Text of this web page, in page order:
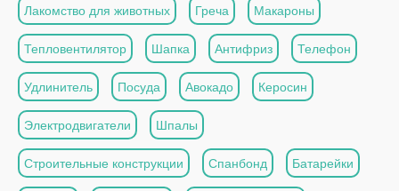
Лакомство для животных Греча Макароны
Тепловентилятор Шапка Антифриз Телефон
Удлинитель Посуда Авокадо Керосин
Электродвигатели Шпалы
Строительные конструкции Спанбонд Батарейки